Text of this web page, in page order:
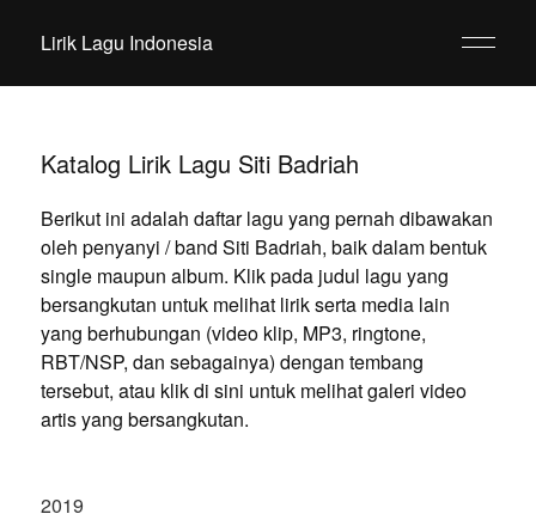
Lirik Lagu Indonesia
Katalog Lirik Lagu Siti Badriah
Berikut ini adalah daftar lagu yang pernah dibawakan
oleh penyanyi / band Siti Badriah, baik dalam bentuk
single maupun album. Klik pada judul lagu yang
bersangkutan untuk melihat lirik serta media lain
yang berhubungan (video klip, MP3, ringtone,
RBT/NSP, dan sebagainya) dengan tembang
tersebut, atau klik di sini untuk melihat galeri video
artis yang bersangkutan.
2019